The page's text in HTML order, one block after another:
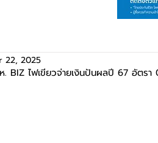
. BIZ ไฟเขียวจ่ายเงินปันผลปี 67 อัตร
22, 2025